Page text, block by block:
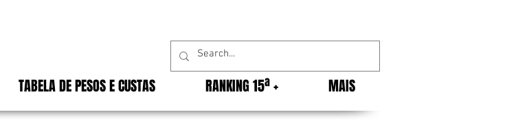
TABELA DE PESOS E CUSTAS RANKING 15ª + MAIS